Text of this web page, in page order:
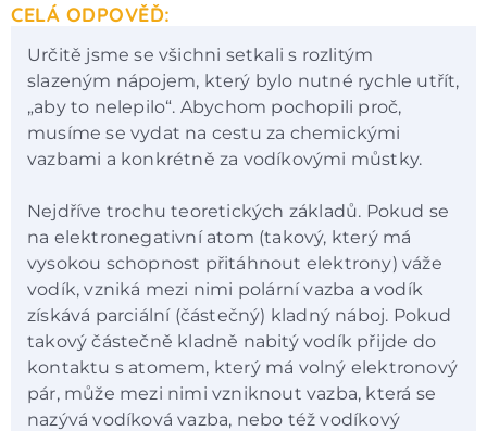
CELÁ ODPOVĚĎ:
Určitě jsme se všichni setkali s rozlitým
slazeným nápojem, který bylo nutné rychle utřít,
„aby to nelepilo“. Abychom pochopili proč,
musíme se vydat na cestu za chemickými
vazbami a konkrétně za vodíkovými můstky.
Nejdříve trochu teoretických základů. Pokud se
na elektronegativní atom (takový, který má
vysokou schopnost přitáhnout elektrony) váže
vodík, vzniká mezi nimi polární vazba a vodík
získává parciální (částečný) kladný náboj. Pokud
takový částečně kladně nabitý vodík přijde do
kontaktu s atomem, který má volný elektronový
pár, může mezi nimi vzniknout vazba, která se
nazývá vodíková vazba, nebo též vodíkový